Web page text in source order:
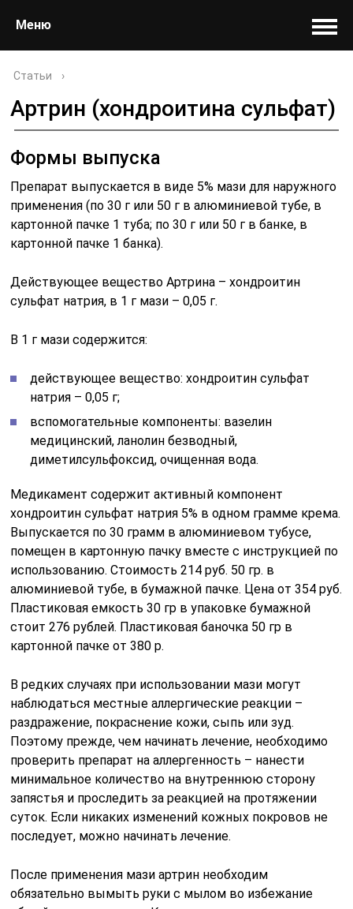
Меню
Статьи ›
Артрин (хондроитина сульфат)
Формы выпуска
Препарат выпускается в виде 5% мази для наружного
применения (по 30 г или 50 г в алюминиевой тубе, в
картонной пачке 1 туба; по 30 г или 50 г в банке, в
картонной пачке 1 банка).
Действующее вещество Артрина – хондроитин
сульфат натрия, в 1 г мази – 0,05 г.
В 1 г мази содержится:
действующее вещество: хондроитин сульфат
натрия – 0,05 г;
вспомогательные компоненты: вазелин
медицинский, ланолин безводный,
диметилсульфоксид, очищенная вода.
Медикамент содержит активный компонент
хондроитин сульфат натрия 5% в одном грамме крема.
Выпускается по 30 грамм в алюминиевом тубусе,
помещен в картонную пачку вместе с инструкцией по
использованию. Стоимость 214 руб. 50 гр. в
алюминиевой тубе, в бумажной пачке. Цена от 354 руб.
Пластиковая емкость 30 гр в упаковке бумажной
стоит 276 рублей. Пластиковая баночка 50 гр в
картонной пачке от 380 р.
В редких случаях при использовании мази могут
наблюдаться местные аллергические реакции –
раздражение, покраснение кожи, сыпь или зуд.
Поэтому прежде, чем начинать лечение, необходимо
проверить препарат на аллергенность – нанести
минимальное количество на внутреннюю сторону
запястья и проследить за реакцией на протяжении
суток. Если никаких изменений кожных покровов не
последует, можно начинать лечение.
После применения мази артрин необходим
обязательно вымыть руки с мылом во избежание